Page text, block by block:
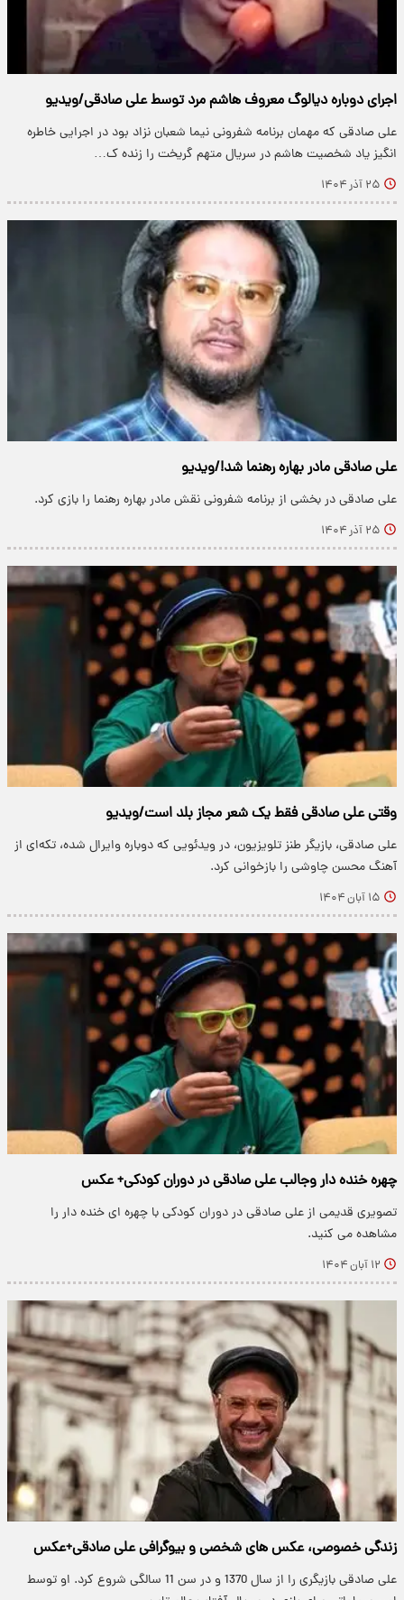
اجرای دوباره دیالوگ معروف هاشم مرد توسط علی صادقی/ویدیو
علی صادقی که مهمان برنامه شفرونی نیما شعبان نزاد بود در اجرایی خاطره
انگیز یاد شخصیت هاشم در سریال متهم گریخت را زنده ک…
۲۵ آذر ۱۴۰۴
علی صادقی مادر بهاره رهنما شد!/ویدیو
علی صادقی در بخشی از برنامه شفرونی نقش مادر بهاره رهنما را بازی کرد.
۲۵ آذر ۱۴۰۴
وقتی علی صادقی فقط یک شعر مجاز بلد است/ویدیو
علی صادقی، بازیگر طنز تلویزیون، در ویدئویی که دوباره وایرال شده، تکه‌ای از
آهنگ محسن چاوشی را بازخوانی کرد.
۱۵ آبان ۱۴۰۴
چهره خنده دار وجالب علی صادقی در دوران کودکی+ عکس
تصویری قدیمی از علی صادقی در دوران کودکی با چهره ای خنده دار را
مشاهده می کنید.
۱۲ آبان ۱۴۰۴
زندگی خصوصی، عکس های شخصی و بیوگرافی علی صادقی+عکس
علی صادقی بازیگری را از سال 1370 و در سن 11 سالگی شروع کرد. او توسط